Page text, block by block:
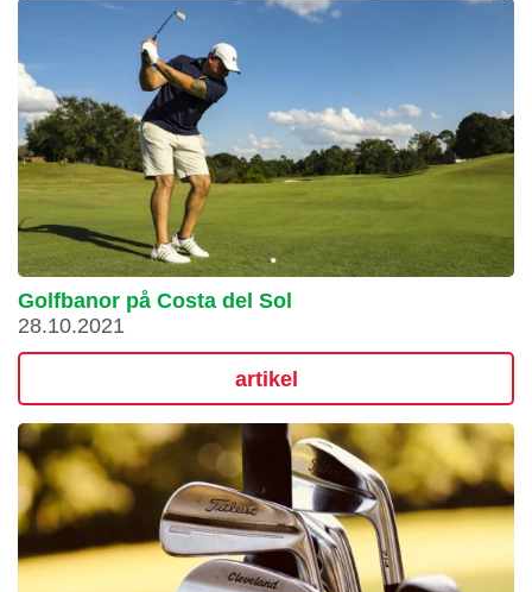
Golfbanor på Costa del Sol
28.10.2021
artikel